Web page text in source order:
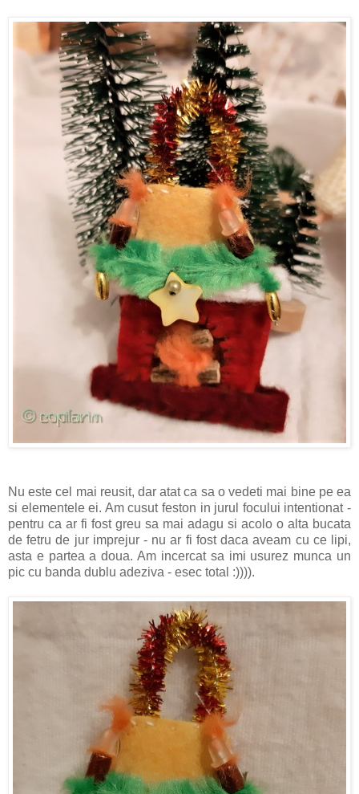
Nu este cel mai reusit, dar atat ca sa o vedeti mai bine pe ea
si elementele ei. Am cusut feston in jurul focului intentionat -
pentru ca ar fi fost greu sa mai adagu si acolo o alta bucata
de fetru de jur imprejur - nu ar fi fost daca aveam cu ce lipi,
asta e partea a doua. Am incercat sa imi usurez munca un
pic cu banda dublu adeziva - esec total :)))).